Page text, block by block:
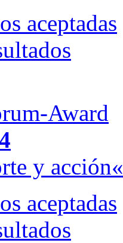
aceptadas
Award
y acción«
aceptadas